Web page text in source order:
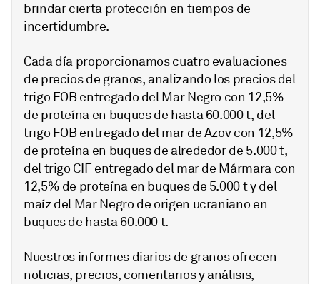
brindar cierta protección en tiempos de
incertidumbre.
Cada día proporcionamos cuatro evaluaciones
de precios de granos, analizando los precios del
trigo FOB entregado del Mar Negro con 12,5%
de proteína en buques de hasta 60.000 t, del
trigo FOB entregado del mar de Azov con 12,5%
de proteína en buques de alrededor de 5.000 t,
del trigo CIF entregado del mar de Mármara con
12,5% de proteína en buques de 5.000 t y del
maíz del Mar Negro de origen ucraniano en
buques de hasta 60.000 t.
Nuestros informes diarios de granos ofrecen
noticias, precios, comentarios y análisis,